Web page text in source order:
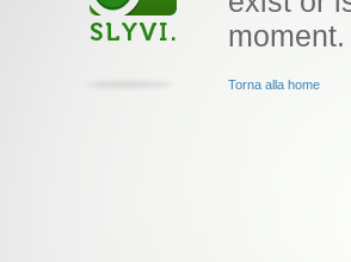
moment.
Torna alla home